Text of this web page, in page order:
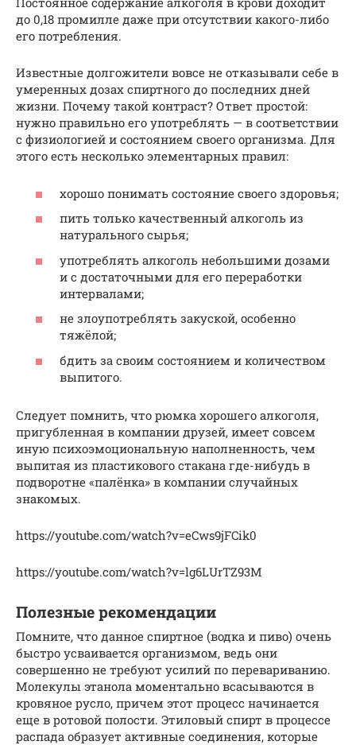
до 0,18 промилле даже при отсутствии какого-либо
его потребления.
Известные долгожители вовсе не отказывали себе в
умеренных дозах спиртного до последних дней
жизни. Почему такой контраст? Ответ простой:
нужно правильно его употреблять — в соответствии
с физиологией и состоянием своего организма. Для
этого есть несколько элементарных правил:
хорошо понимать состояние своего здоровья;
пить только качественный алкоголь из
натурального сырья;
употреблять алкоголь небольшими дозами
и с достаточными для его переработки
интервалами;
не злоупотреблять закуской, особенно
тяжёлой;
бдить за своим состоянием и количеством
выпитого.
Следует помнить, что рюмка хорошего алкоголя,
пригубленная в компании друзей, имеет совсем
иную психоэмоциональную наполненность, чем
выпитая из пластикового стакана где-нибудь в
подворотне «палёнка» в компании случайных
знакомых.
https://youtube.com/watch?v=eCws9jFCik0
https://youtube.com/watch?v=lg6LUrTZ93M
Полезные рекомендации
Помните, что данное спиртное (водка и пиво) очень
быстро усваивается организмом, ведь они
совершенно не требуют усилий по перевариванию.
Молекулы этанола моментально всасываются в
кровяное русло, причем этот процесс начинается
еще в ротовой полости. Этиловый спирт в процессе
распада образует активные соединения, которые